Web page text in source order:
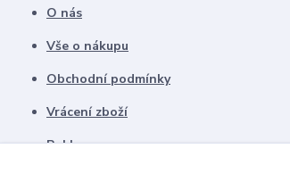
O nás
Vše o nákupu
Obchodní podmínky
Vrácení zboží
Reklamace